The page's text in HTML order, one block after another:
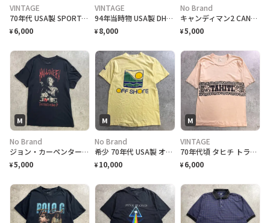
VINTAGE
70年代 USA製 SPORTSWEAR ジョークプリントTシャツ メンズL 古着 1978 70s VINTAGE ヴィンテージ メッセージ シングルステッチ
¥ 6,000
VINTAGE
94年当時物 USA製 DHL 企業系 アート プリントTシャツ メンズXL アメリカ製 アートT アドバタイジング 古着 白色
¥ 8,000
No Brand
キャンディマン2 CANDYMAN ホラー映画 都市伝説 アメコミ風 グラフィック ムービーTシャツ メンズL 黒色
¥5,000
M
No Brand
ジョン・カーペンター ハロウィン HALLOWEEN マイケルマイヤーズ ホラー 映画 半袖 ムービーTシャツ メンズM 古着 黒色
¥5,000
M
No Brand
希少 70年代 USA製 オールドサーフ最初期 OFF SHORE オフショア 袖ロゴ 両面プリント サーフTシャツ メンズM Hanes BEEFY-T 希少TM表記 アメリカ製 古着 VINTAGE シングルステッチ ヴィンテージ ライトイエロー 黄色
¥ 10,000
M
VINTAGE
70年代頃 タヒチ トライバル 民族 紋様 プリント Tシャツ メンズM相当 スーベニアTシャツ シングルステッチ ヴィンテージ
¥ 6,000